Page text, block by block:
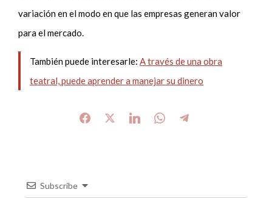
variación en el modo en que las empresas generan valor
para el mercado.
También puede interesarle: A través de una obra
teatral, puede aprender a manejar su dinero
Subscribe